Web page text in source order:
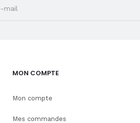
MON COMPTE
Mon compte
Mes commandes